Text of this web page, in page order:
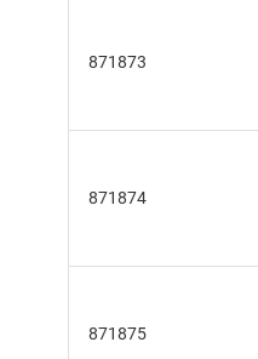
871873
871874
871875